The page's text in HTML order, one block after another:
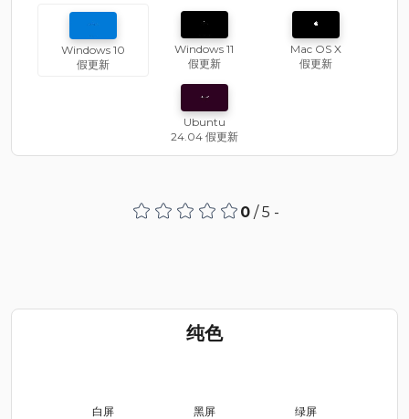
Windows 10
假更新
Windows 11
假更新
Mac OS X
假更新
Ubuntu
24.04 假更新
0/ 5 -
纯色
白屏 黑屏 绿屏